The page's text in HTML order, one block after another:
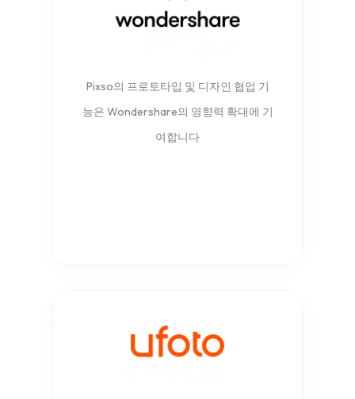
Pixso의 프로토타입 및 디자인 협업 기
능은 Wondershare의 영향력 확대에 기
여합니다